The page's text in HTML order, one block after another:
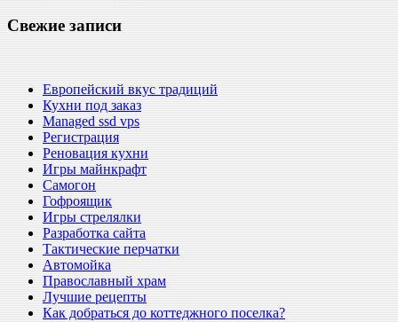
Свежие записи
Европейский вкус традиций
Кухни под заказ
Managed ssd vps
Регистрация
Реновация кухни
Игры майнкрафт
Самогон
Гофроящик
Игры стрелялки
Разработка сайта
Тактические перчатки
Автомойка
Православный храм
Лучшие рецепты
Как добраться до коттеджного поселка?